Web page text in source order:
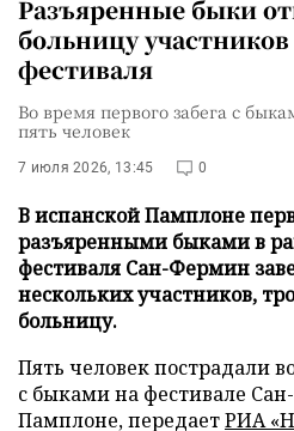
Разъяренные быки
больницу
фестиваля
Во время первого забега с
пять человек
7 июля 2026, 13:45 0
В испанской Памплоне
разъяренными быками в
фестиваля Сан-Фермин
нескольких участников,
больницу.
Пять человек пострадали
с быками на фестивале
Памплоне, передаетРИА